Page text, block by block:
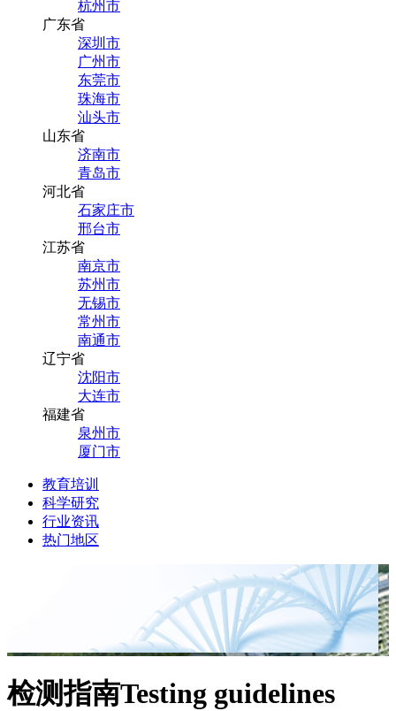
杭州市
广东省
深圳市
广州市
东莞市
珠海市
汕头市
山东省
济南市
青岛市
河北省
石家庄市
邢台市
江苏省
南京市
苏州市
无锡市
常州市
南通市
辽宁省
沈阳市
大连市
福建省
泉州市
厦门市
教育培训
科学研究
行业资讯
热门地区
检测指南Testing guidelines